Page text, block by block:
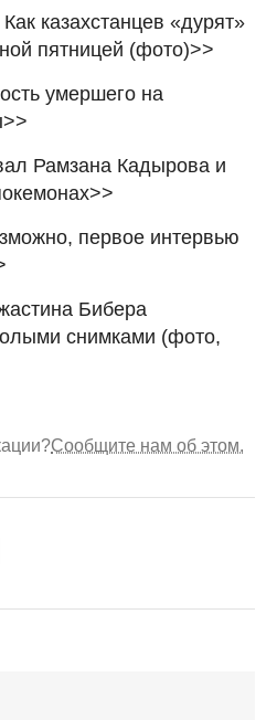
казахстанцев «дурят»
пятницей (фото)>>
умершего на
Рамзана Кадырова и
первое интервью
Бибера
снимками (фото,
Сообщите нам об этом.